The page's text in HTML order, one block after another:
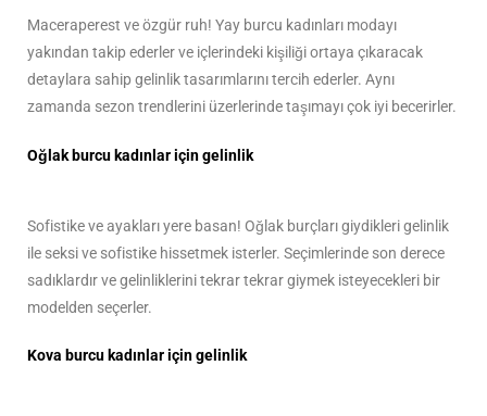
Maceraperest ve özgür ruh! Yay burcu kadınları modayı
yakından takip ederler ve içlerindeki kişiliği ortaya çıkaracak
detaylara sahip gelinlik tasarımlarını tercih ederler. Aynı
zamanda sezon trendlerini üzerlerinde taşımayı çok iyi becerirler.
Oğlak burcu kadınlar için gelinlik
Sofistike ve ayakları yere basan! Oğlak burçları giydikleri gelinlik
ile seksi ve sofistike hissetmek isterler. Seçimlerinde son derece
sadıklardır ve gelinliklerini tekrar tekrar giymek isteyecekleri bir
modelden seçerler.
Kova burcu kadınlar için gelinlik